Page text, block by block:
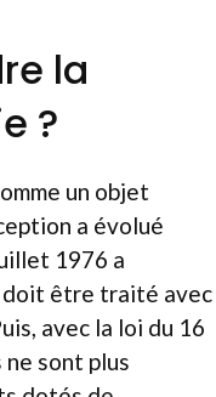
la
?
un objet
a évolué
1976 a
doit être traité avec
avec la loi du 16
sont plus